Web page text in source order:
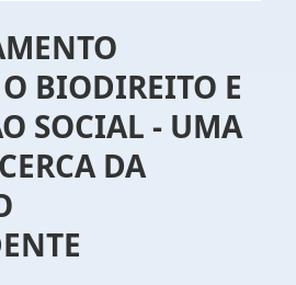
BIODIREITO E
SOCIAL - UMA
DA